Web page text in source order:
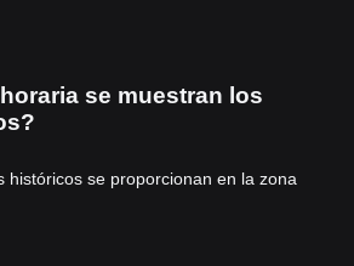
se muestran los
históricos se proporcionan en la zona